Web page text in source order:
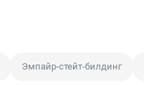
Эмпайр-стейт-билдинг